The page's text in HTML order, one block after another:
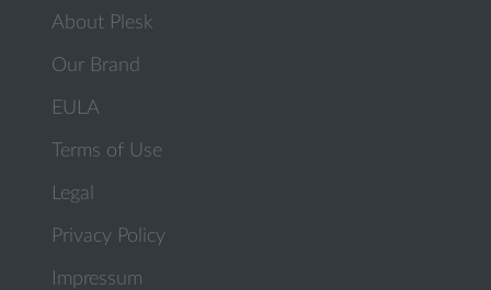
About Plesk
Our Brand
EULA
Terms of Use
Legal
Privacy Policy
Impressum